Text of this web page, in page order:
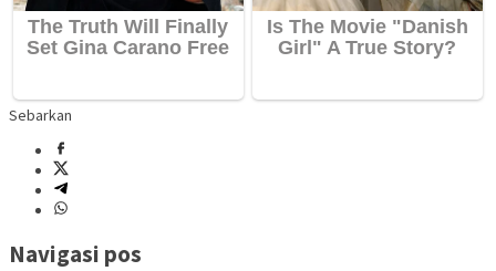
Sebarkan
Navigasi pos